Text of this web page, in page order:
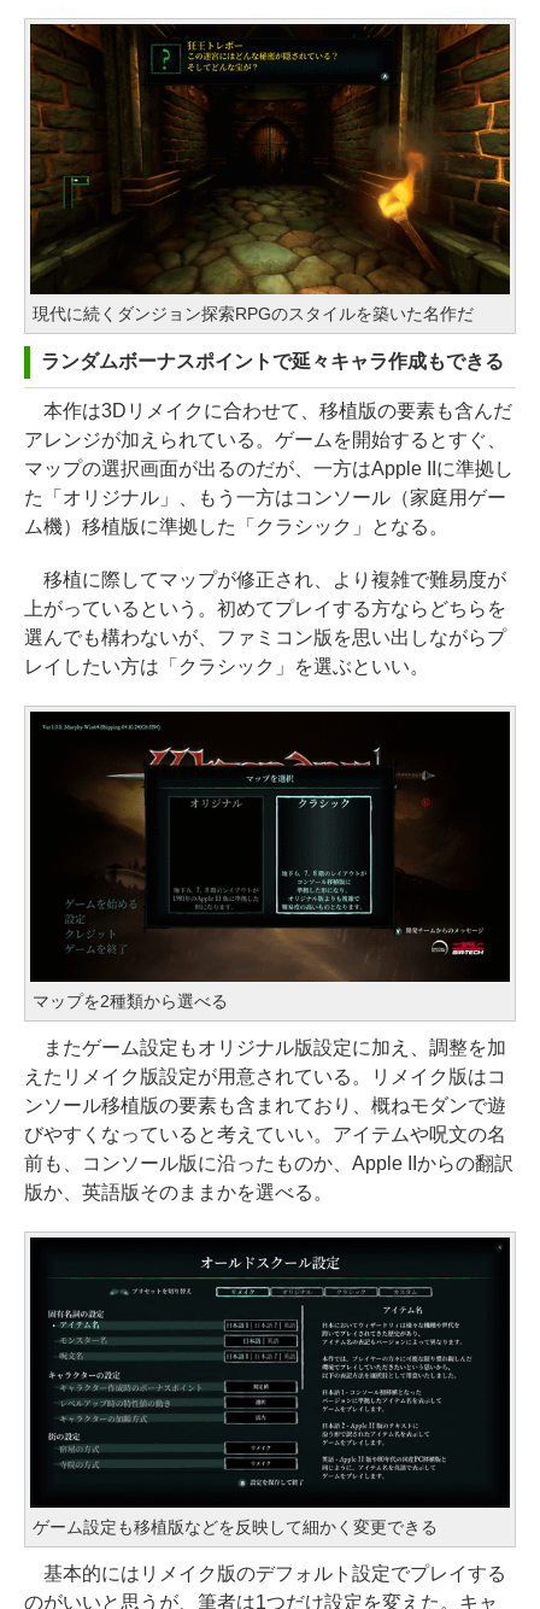
現代に続くダンジョン探索RPGのスタイルを築いた名作だ
ランダムボーナスポイントで延々キャラ作成もできる
本作は3Dリメイクに合わせて、移植版の要素も含んだ
アレンジが加えられている。ゲームを開始するとすぐ、
マップの選択画面が出るのだが、一方はApple IIに準拠し
た「オリジナル」、もう一方はコンソール（家庭用ゲー
ム機）移植版に準拠した「クラシック」となる。
移植に際してマップが修正され、より複雑で難易度が
上がっているという。初めてプレイする方ならどちらを
選んでも構わないが、ファミコン版を思い出しながらプ
レイしたい方は「クラシック」を選ぶといい。
マップを2種類から選べる
またゲーム設定もオリジナル版設定に加え、調整を加
えたリメイク版設定が用意されている。リメイク版はコ
ンソール移植版の要素も含まれており、概ねモダンで遊
びやすくなっていると考えていい。アイテムや呪文の名
前も、コンソール版に沿ったものか、Apple IIからの翻訳
版か、英語版そのままかを選べる。
ゲーム設定も移植版などを反映して細かく変更できる
基本的にはリメイク版のデフォルト設定でプレイする
のがいいと思うが、筆者は1つだけ設定を変えた。キャ